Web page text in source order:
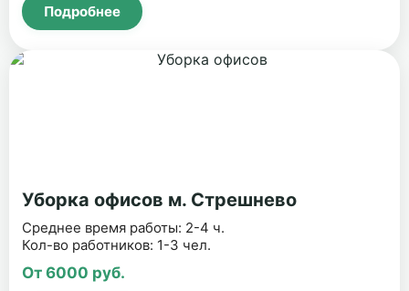
Подробнее
Уборка офисов м. Стрешнево
Среднее время работы: 2-4 ч.
Кол-во работников: 1-3 чел.
От 6000 руб.